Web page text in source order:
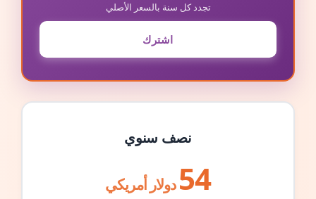
تجدد كل سنة بالسعر الأصلي
اشترك
نصف سنوي
54 دولار أمريكي